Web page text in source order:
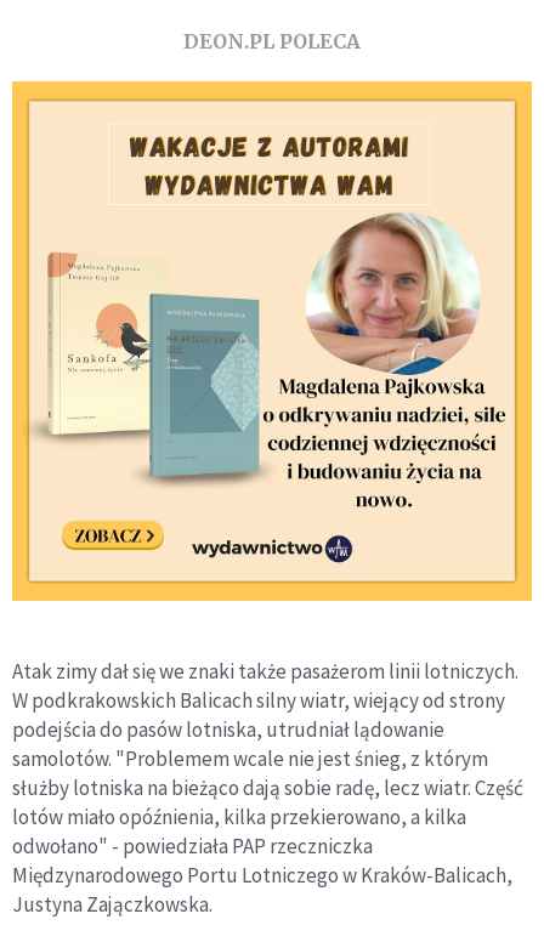
DEON.PL POLECA
Atak zimy dał się we znaki także pasażerom linii lotniczych.
W podkrakowskich Balicach silny wiatr, wiejący od strony
podejścia do pasów lotniska, utrudniał lądowanie
samolotów. "Problemem wcale nie jest śnieg, z którym
służby lotniska na bieżąco dają sobie radę, lecz wiatr. Część
lotów miało opóźnienia, kilka przekierowano, a kilka
odwołano" - powiedziała PAP rzeczniczka
Międzynarodowego Portu Lotniczego w Kraków-Balicach,
Justyna Zajączkowska.